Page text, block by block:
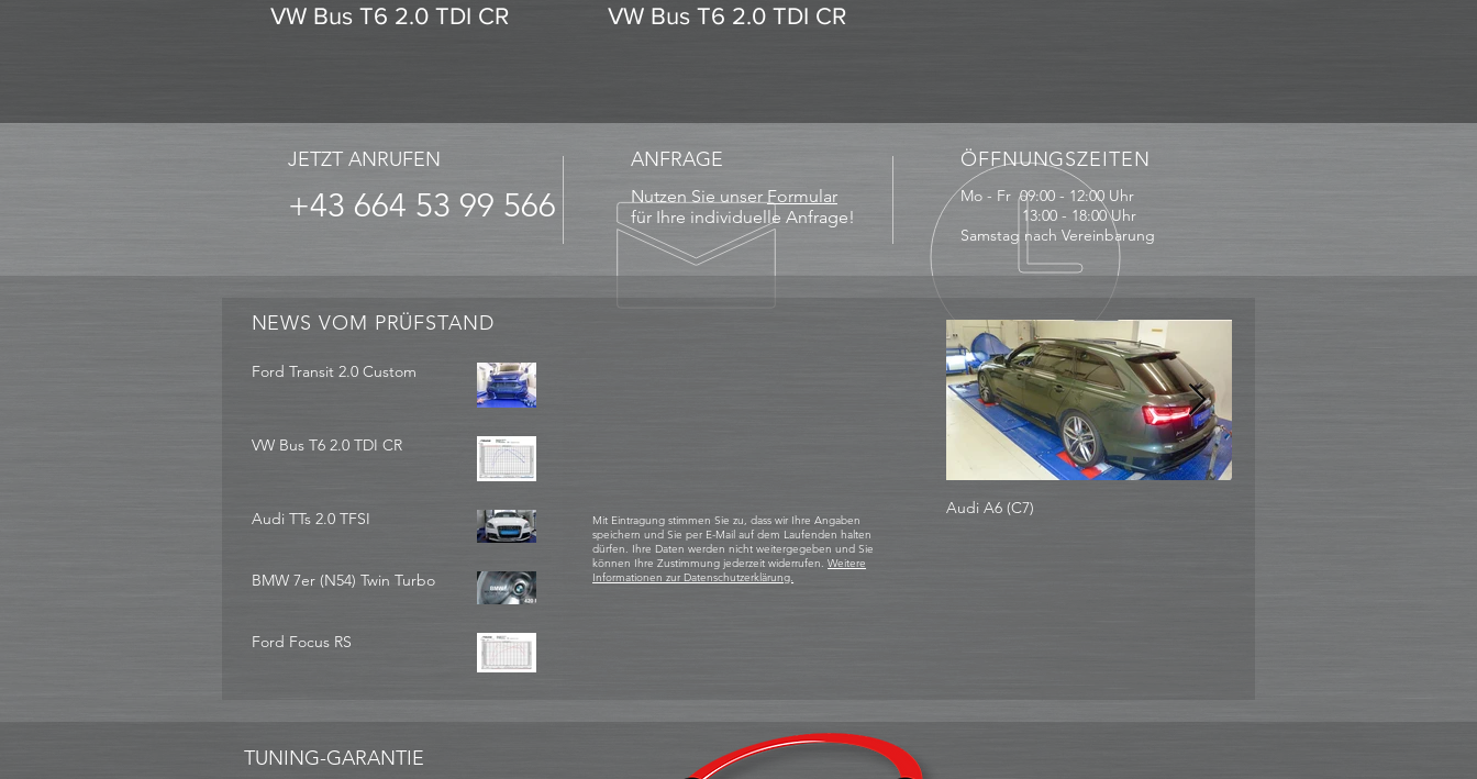
VW Bus T6 2.0 TDI CR VW Bus T6 2.0 TDI CR
JETZT ANRUFEN
+43 664 53 99 566
ANFRAGE
Nutzen Sie unser Formular
für Ihre individuelle Anfrage!
ÖFFNUNGSZEITEN
Mo - Fr 09:00 - 12:00 Uhr
13:00 - 18:00 Uhr
Samstag nach Vereinbarung
NEWS VOM PRÜFSTAND
Ford Transit 2.0 Custom
VW Bus T6 2.0 TDI CR
Audi TTs 2.0 TFSI
BMW 7er (N54) Twin Turbo
Ford Focus RS
Mit Eintragung stimmen Sie zu, dass wir Ihre Angaben
speichern und Sie per E-Mail auf dem Laufenden halten
dürfen. Ihre Daten werden nicht weitergegeben und Sie
können Ihre Zustimmung jederzeit widerrufen.Weitere
Informationen zur Datenschutzerklärung.
Audi A6 (C7)
TUNING-GARANTIE